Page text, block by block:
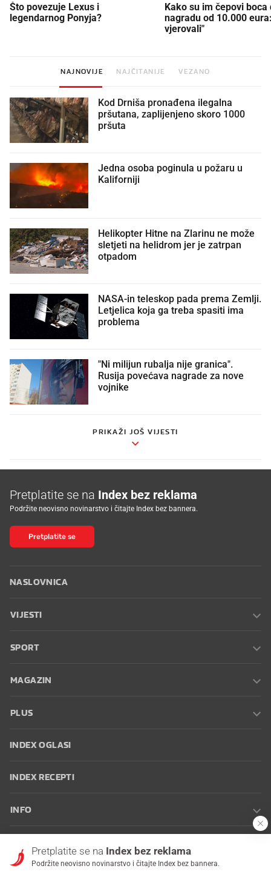
Što povezuje Lexus i
legendarnog Ponyja?
Kako su im čepovi boca
nagradu od 10.000
vjerovali"
NAJNOVIJE NAJČITANIJE VEZANO
Kod Drniša pronađena ilegalna
pršutana, zaplijenjeno skoro 1000
pršuta
Jedna osoba poginula u požaru u
Kaliforniji
Helikopter Hitne na Zlarinu ne može
sletjeti na helidrom jer je zatrpan
otpadom
NASA-in teleskop pada prema Zemlji.
Letjelica koja ga treba spasiti ima
problema
"Ni milijun rubalja nije granica".
Rusija povećava nagrade za nove
vojnike
PRIKAŽI JOŠ VIJESTI
Pretplatite se na Index bez reklama
Podržite neovisno novinarstvo i čitajte Index bez bannera.
Pretplatite se
NASLOVNICA
VIJESTI
SPORT
MAGAZIN
PLUS
INDEX OGLASI
INDEX RECEPTI
INFO
korištenja
Postavke kolačića
Pretplatite se na Index bez reklama
Podržite neovisno novinarstvo i čitajte Index bez bannera.